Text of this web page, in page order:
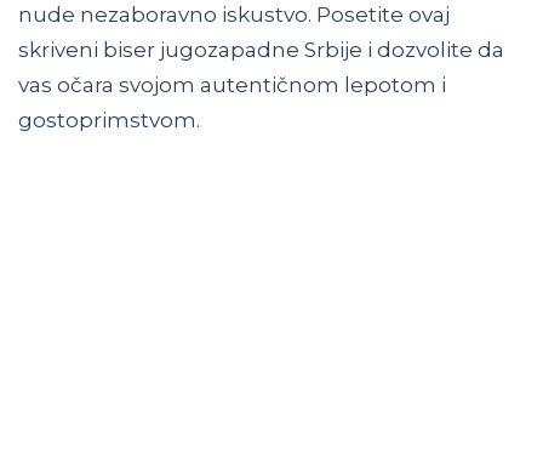
nude nezaboravno iskustvo. Posetite ovaj
skriveni biser jugozapadne Srbije i dozvolite da
vas očara svojom autentičnom lepotom i
gostoprimstvom.